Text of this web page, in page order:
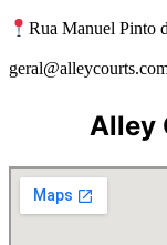
Rua Manuel Pinto
Alley